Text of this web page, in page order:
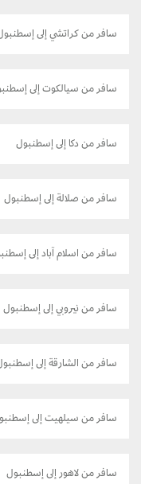
سافر من كراتشي إلى إسطنبول
سافر من سيالكوت إلى إسطنبول
سافر من دكا إلى إسطنبول
سافر من صلالة إلى إسطنبول
سافر من اسلام آباد إلى إسطنبول
سافر من نيروبي إلى إسطنبول
سافر من الشارقة إلى إسطنبول
سافر من سيلهيت إلى إسطنبول
سافر من لاهور إلى إسطنبول